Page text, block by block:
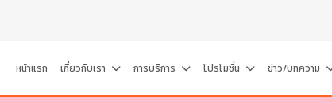
หน้าแรก เกี่ยวกับเรา การบริการ โปรโมชั่น ข่าว/บทความ